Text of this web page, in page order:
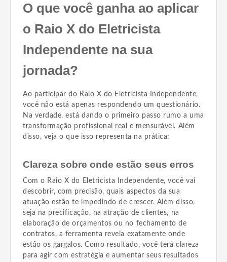
O que você ganha ao aplicar
o Raio X do Eletricista
Independente na sua
jornada?
Ao participar do Raio X do Eletricista Independente,
você não está apenas respondendo um questionário.
Na verdade, está dando o primeiro passo rumo a uma
transformação profissional real e mensurável. Além
disso, veja o que isso representa na prática:
Clareza sobre onde estão seus erros
Com o Raio X do Eletricista Independente, você vai
descobrir, com precisão, quais aspectos da sua
atuação estão te impedindo de crescer. Além disso,
seja na precificação, na atração de clientes, na
elaboração de orçamentos ou no fechamento de
contratos, a ferramenta revela exatamente onde
estão os gargalos. Como resultado, você terá clareza
para agir com estratégia e aumentar seus resultados